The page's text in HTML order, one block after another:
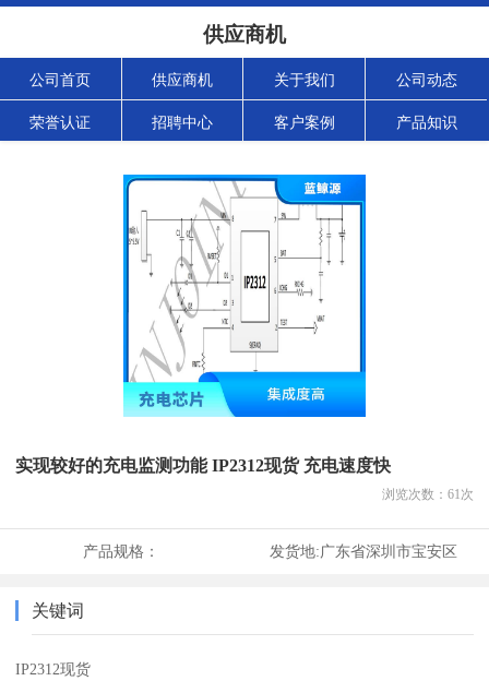
供应商机
公司首页 供应商机 关于我们 公司动态
荣誉认证 招聘中心 客户案例 产品知识
实现较好的充电监测功能 IP2312现货 充电速度快
浏览次数： 61次
产品规格： 发货地:广东省深圳市宝安区
关键词
IP2312现货